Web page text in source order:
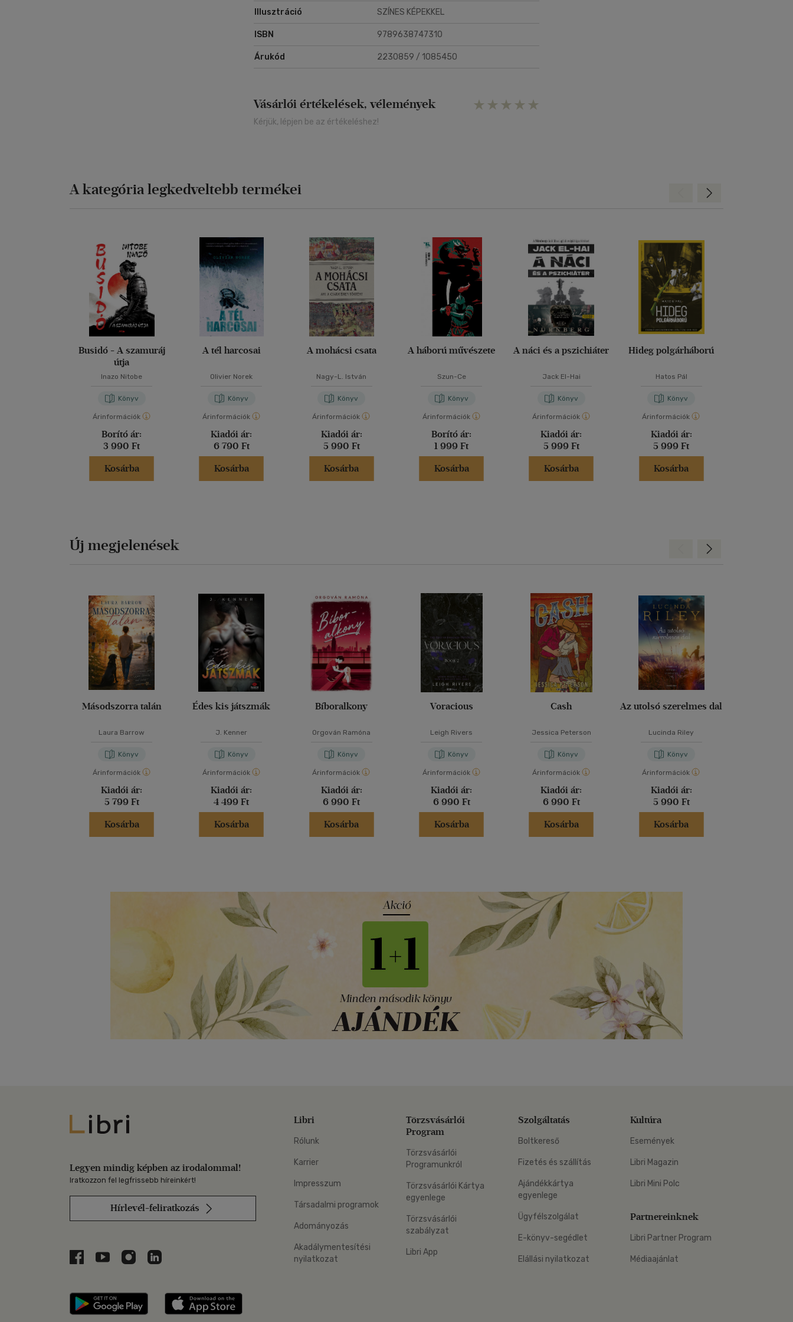
Illusztráció SZÍNES KÉPEKKEL
ISBN 9789638747310
Árukód 2230859 / 1085450
Vásárlói értékelések, vélemények
Kérjük, lépjen be az értékeléshez!
A kategória legkedveltebb termékei
Busidó - A szamuráj
útja
Inazo Nitobe
Könyv
Árinformációk
Borító ár:
3 990 Ft
Kosárba
A tél harcosai
Olivier Norek
Könyv
Árinformációk
Kiadói ár:
6 790 Ft
Kosárba
A mohácsi csata
Nagy-L. István
Könyv
Árinformációk
Kiadói ár:
5 990 Ft
Kosárba
A háború művészete
Szun-Ce
Könyv
Árinformációk
Borító ár:
1 999 Ft
Kosárba
A náci és a pszichiáter
Jack El-Hai
Könyv
Árinformációk
Kiadói ár:
5 999 Ft
Kosárba
Hideg polgárháború
Hatos Pál
Könyv
Árinformációk
Kiadói ár:
5 999 Ft
Kosárba
Előre
Új megjelenések
Másodszorra talán
Laura Barrow
Könyv
Árinformációk
Kiadói ár:
5 799 Ft
Kosárba
Édes kis játszmák
J. Kenner
Könyv
Árinformációk
Kiadói ár:
4 499 Ft
Kosárba
Bíboralkony
Orgován Ramóna
Könyv
Árinformációk
Kiadói ár:
6 990 Ft
Kosárba
Voracious
Leigh Rivers
Könyv
Árinformációk
Kiadói ár:
6 990 Ft
Kosárba
Cash
Jessica Peterson
Könyv
Árinformációk
Kiadói ár:
6 990 Ft
Kosárba
Az utolsó szerelmes dal
Lucinda Riley
Könyv
Árinformációk
Kiadói ár:
5 990 Ft
Kosárba
Előre
Libri
Legyen mindig képben az irodalommal!
Iratkozzon fel legfrissebb híreinkért!
Hírlevél-feliratkozás
Libri a Facebookon
Libri a Youtube-on
Libri az Instagramon
Libri a LinkedInen
Libri applikáció Szerezd meg: Google Play
Libri
Rólunk
Karrier
Impresszum
Társadalmi programok
Adományozás
Akadálymentesítési
nyilatkozat
Törzsvásárlói
Program
Törzsvásárlói
Programunkról
Törzsvásárlói Kártya
egyenlege
Törzsvásárlói
szabályzat
Libri App
Szolgáltatás
Boltkereső
Fizetés és szállítás
Ajándékkártya
egyenlege
Ügyfélszolgálat
E-könyv-segédlet
Elállási nyilatkozat
Kultúra
Események
Libri Magazin
Libri Mini Polc
Partnereinknek
Libri Partner Program
Médiaajánlat